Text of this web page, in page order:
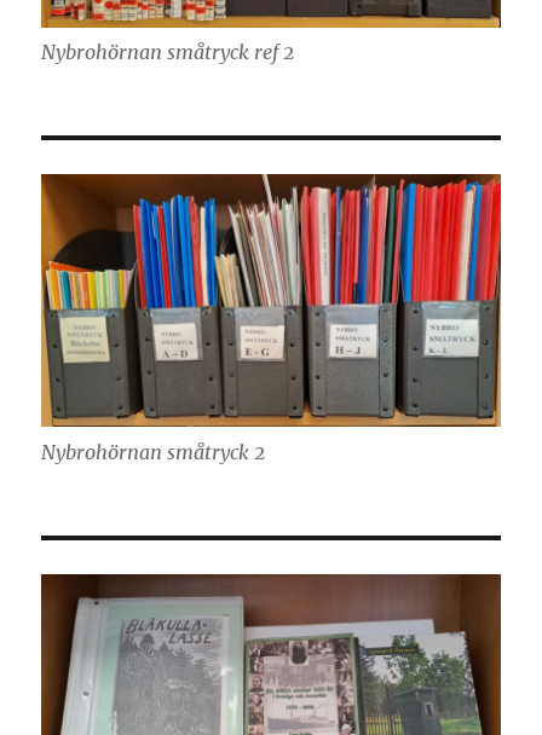
Nybrohörnan småtryck ref 2
Nybrohörnan småtryck 2